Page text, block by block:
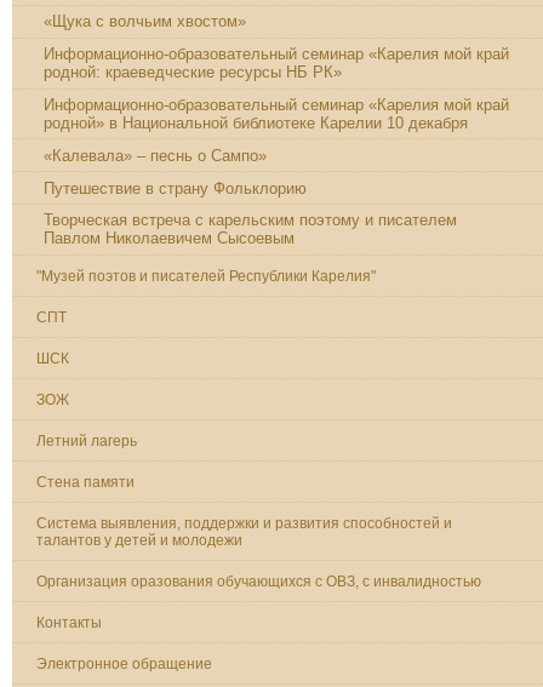
«Щука с волчьим хвостом»
Информационно-образовательный семинар «Карелия мой край
родной: краеведческие ресурсы НБ РК»
Информационно-образовательный семинар «Карелия мой край
родной» в Национальной библиотеке Карелии 10 декабря
«Калевала» – песнь о Сампо»
Путешествие в страну Фольклорию
Творческая встреча с карельским поэтому и писателем
Павлом Николаевичем Сысоевым
"Музей поэтов и писателей Республики Карелия"
СПТ
ШСК
ЗОЖ
Летний лагерь
Стена памяти
Система выявления, поддержки и развития способностей и
талантов у детей и молодежи
Организация оразования обучающихся с ОВЗ, с инвалидностью
Контакты
Электронное обращение